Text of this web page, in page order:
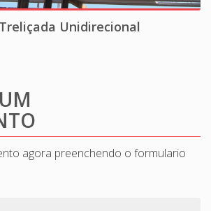
Unidirecional
agora preenchendo o formulario